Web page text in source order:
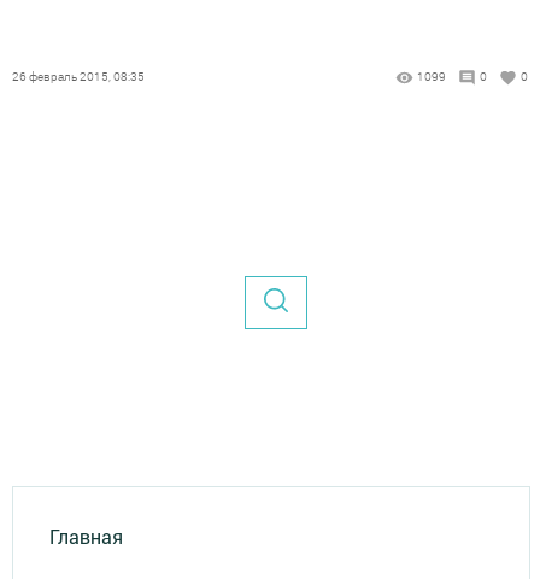
26 февраль 2015, 08:35 1099 0 0
Главная